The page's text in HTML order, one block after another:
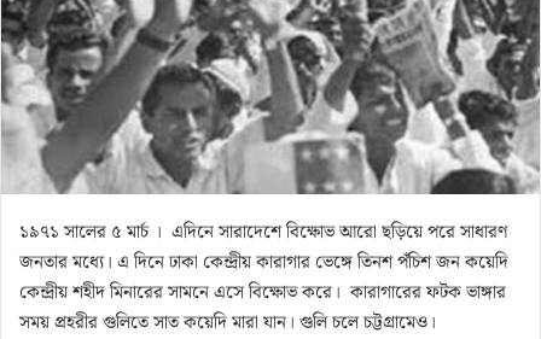
i
l
১৯৭১ সালের ৫ মার্চ । এদিনে সারাদেশে বিক্ষোভ আরো ছড়িয়ে পরে সাধারণ
জনতার মধ্যে। এ দিনে ঢাকা কেন্দ্রীয় কারাগার ভেঙ্গে তিনশ পঁচিশ জন কয়েদি
কেন্দ্রীয় শহীদ মিনারের সামনে এসে বিক্ষোভ করে। কারাগারের ফটক ভাঙ্গার
সময় প্রহরীর গুলিতে সাত কয়েদি মারা যান। গুলি চলে চট্টগ্রামেও।